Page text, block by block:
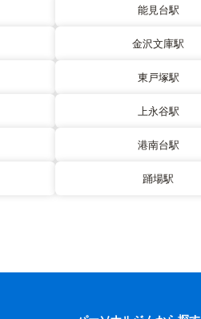
能見台駅
金沢文庫駅
東戸塚駅
上永谷駅
港南台駅
踊場駅